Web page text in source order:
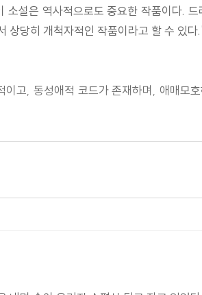
설은 역사적으로도 중요한 작품이다.
상당히 개척자적인 작품이라고 할 수 있다
고, 동성애적 코드가 존재하며, 애매모
다."
의 분위기가 독자로 하여금 주의력을 잃지